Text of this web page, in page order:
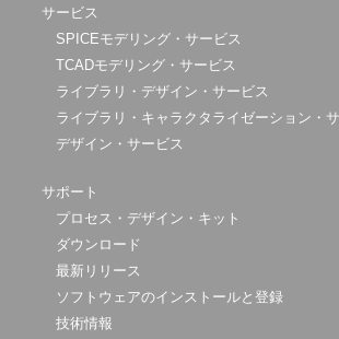
サービス
SPICEモデリング・サービス
TCADモデリング・サービス
ライブラリ・デザイン・サービス
ライブラリ・キャラクタライゼーション・
デザイン・サービス
サポート
プロセス・デザイン・キット
ダウンロード
最新リリース
ソフトウェアのインストールと登録
技術情報